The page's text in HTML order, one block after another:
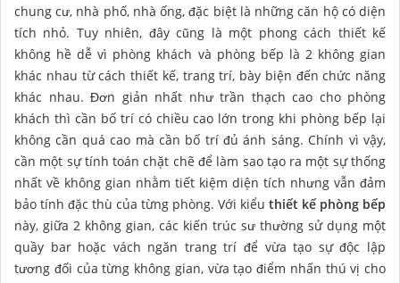
chung cư, nhà phố, nhà ống, đặc biệt là những căn hộ có diện
tích nhỏ. Tuy nhiên, đây cũng là một phong cách thiết kế
không hề dễ vì phòng khách và phòng bếp là 2 không gian
khác nhau từ cách thiết kế, trang trí, bày biện đến chức năng
khác nhau. Đơn giản nhất như trần thạch cao cho phòng
khách thì cần bố trí có chiều cao lớn trong khi phòng bếp lại
không cần quá cao mà cần bố trí đủ ánh sáng. Chính vì vậy,
cần một sự tính toán chặt chẽ để làm sao tạo ra một sự thống
nhất về không gian nhằm tiết kiệm diện tích nhưng vẫn đảm
bảo tính đặc thù của từng phòng. Với kiểu thiết kế phòng bếp
này, giữa 2 không gian, các kiến trúc sư thường sử dụng một
quầy bar hoặc vách ngăn trang trí để vừa tạo sự độc lập
tương đối của từng không gian, vừa tạo điểm nhấn thú vị cho